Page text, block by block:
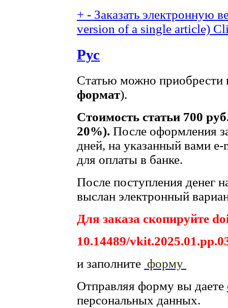
+ - Заказать электронную
version of a single article)
Рус
Статью можно приобрести
формат).
Стоимость статьи 700
20%). После оформления
дней, на указанный вами
для оплаты в банке.
После поступления денег
выслан электронный
Для заказа скопируйте
10.14489/
и заполните форму
Отправляя форму вы даете
персональных данных.